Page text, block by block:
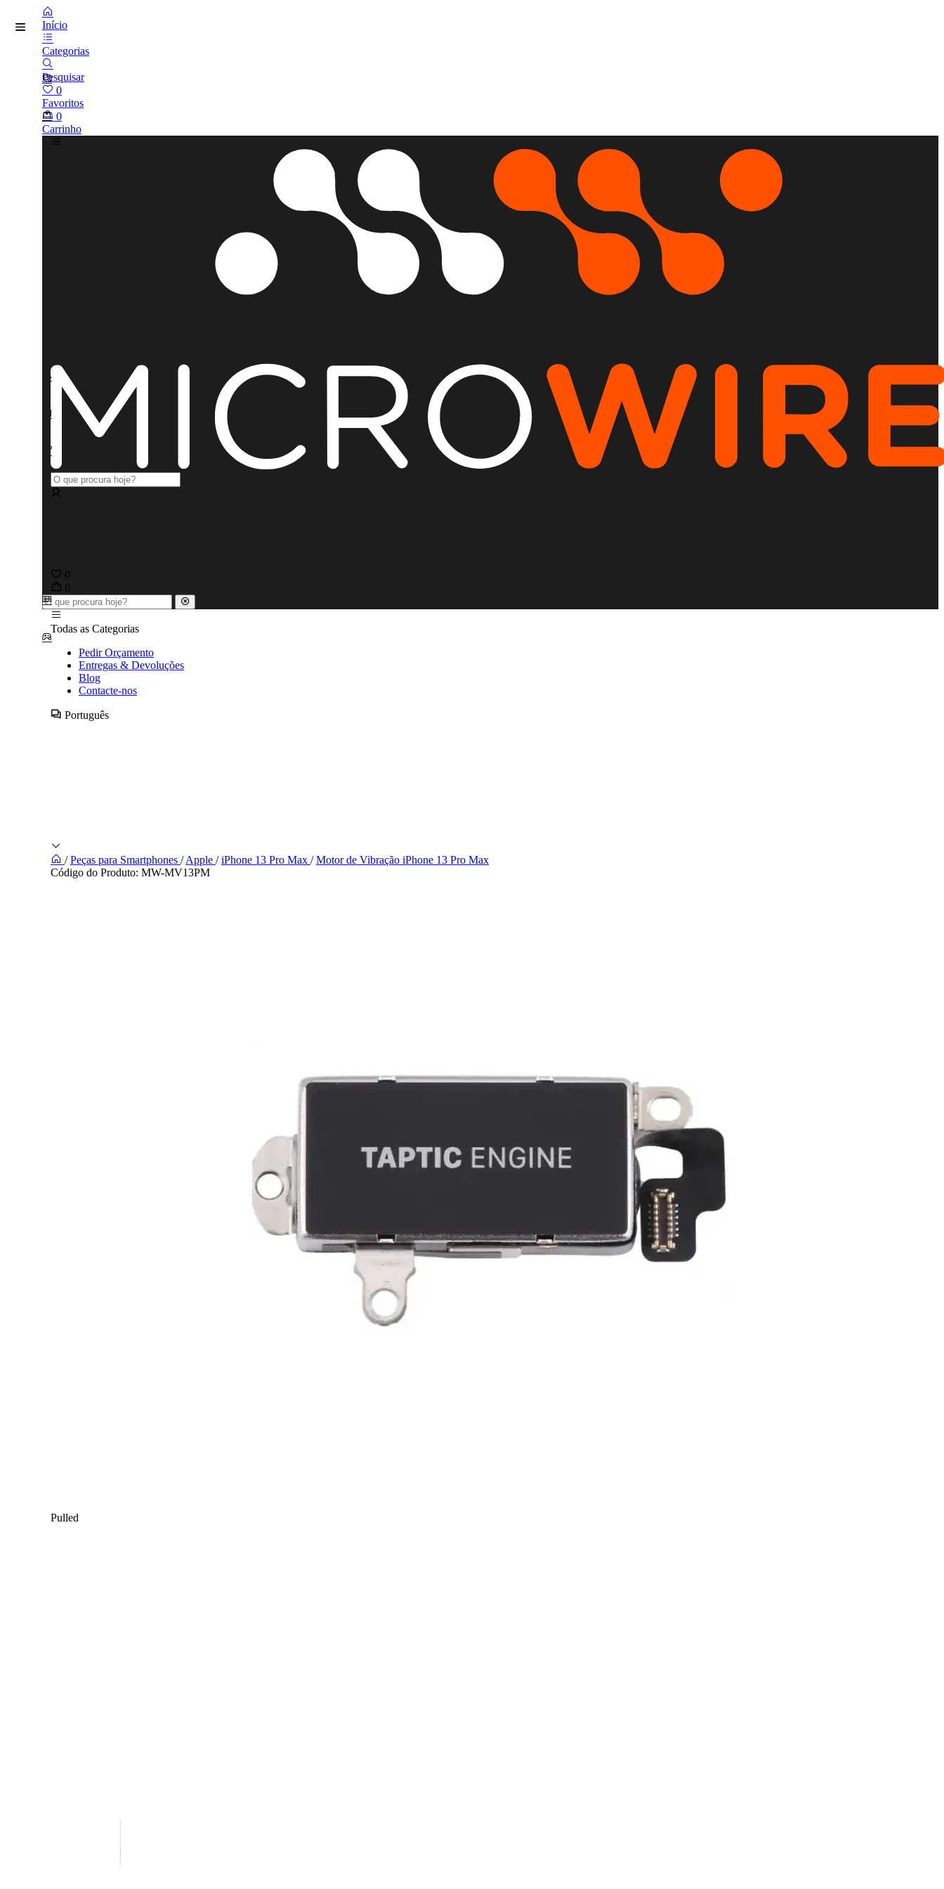
Início
Categorias
Pesquisar
0
Favoritos
0
Carrinho
0
0
Todas as Categorias
Pedir Orçamento
Entregas & Devoluções
Blog
Contacte-nos
Português
/ Peças para Smartphones / Apple / iPhone 13 Pro Max / Motor de Vibração iPhone 13 Pro Max
Código do Produto: MW-MV13PM
Pulled